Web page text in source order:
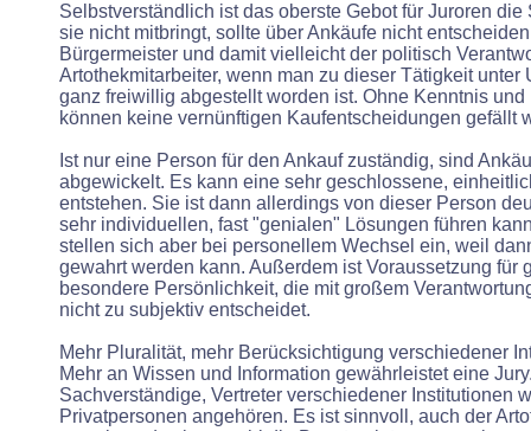
Selbstverständlich ist das oberste Gebot für Juroren die
sie nicht mitbringt, sollte über Ankäufe nicht
Bürgermeister und damit vielleicht der politisch
Artothekmitarbeiter, wenn man zu dieser Tätigkeit unter
ganz freiwillig abgestellt worden ist. Ohne Kenntnis
können keine vernünftigen Kaufentscheidungen gefällt
Ist nur eine Person für den Ankauf zuständig, sind
abgewickelt. Es kann eine sehr geschlossene,
entstehen. Sie ist dann allerdings von dieser Person
sehr individuellen, fast "genialen" Lösungen führen
stellen sich aber bei personellem Wechsel ein, weil
gewahrt werden kann. Außerdem ist Voraussetzung für
besondere Persönlichkeit, die mit großem
nicht zu subjektiv entscheidet.
Mehr Pluralität, mehr Berücksichtigung verschiedener
Mehr an Wissen und Information gewährleistet eine
Sachverständige, Vertreter verschiedener Institutionen
Privatpersonen angehören. Es ist sinnvoll, auch der